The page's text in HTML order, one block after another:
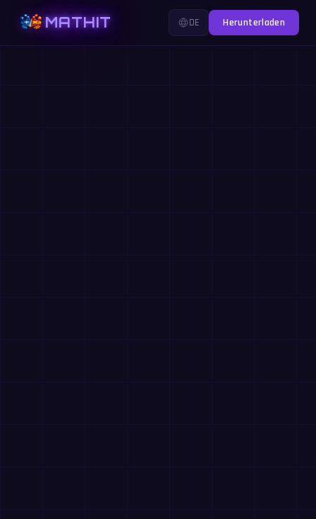
MATHIT DE Herunterladen